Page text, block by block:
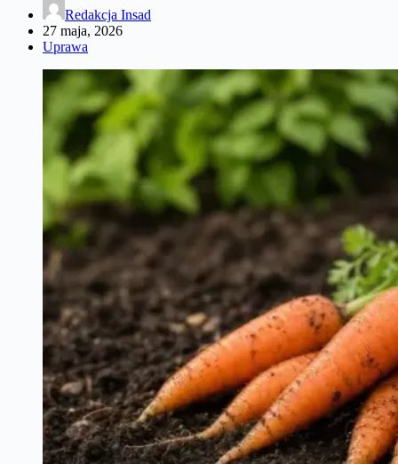
Redakcja Insad
27 maja, 2026
Uprawa